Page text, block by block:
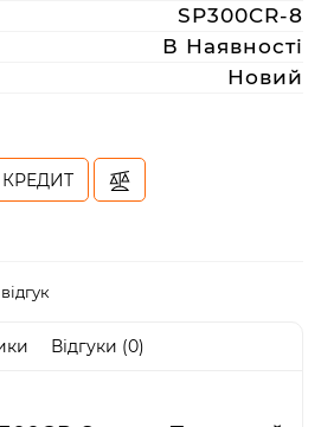
SP300CR-8
В Наявності
Новий
КРЕДИТ
Відгуки (0)